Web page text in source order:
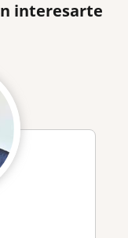
interesarte